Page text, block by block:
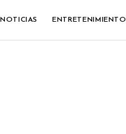
NOTICIAS ENTRETENIMIENTO